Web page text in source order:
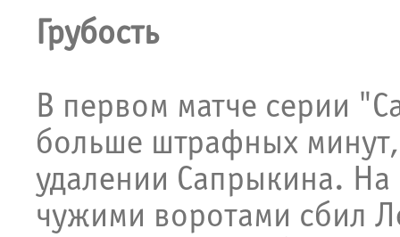
Грубость
В первом матче серии
больше штрафных
удалении Сапрыкина. На
чужими воротами сбил